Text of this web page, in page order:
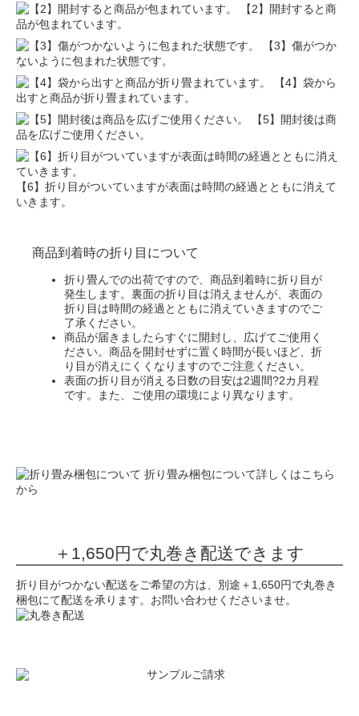
【2】開封すると商
品が包まれています。
【3】傷がつか
ないように包まれた状態です。
【4】袋から
出すと商品が折り畳まれています。
【5】開封後は商
品を広げご使用ください。
【6】折り目がついていますが表面は時間の経過とともに消えて
いきます。
商品到着時の折り目について
折り畳んでの出荷ですので、商品到着時に折り目が
発生します。裏面の折り目は消えませんが、表面の
折り目は時間の経過とともに消えていきますのでご
了承ください。
商品が届きましたらすぐに開封し、広げてご使用く
ださい。商品を開封せずに置く時間が長いほど、折
り目が消えにくくなりますのでご注意ください。
表面の折り目が消える日数の目安は2週間?2カ月程
です。また、ご使用の環境により異なります。
折り畳み梱包について詳しくはこちら
から
＋1,650円で丸巻き配送できます
折り目がつかない配送をご希望の方は、別途＋1,650円で丸巻き
梱包にて配送を承ります。お問い合わせくださいませ。